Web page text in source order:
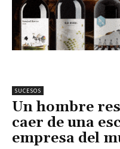
SUCESOS
Un hombre
caer de una
empresa del